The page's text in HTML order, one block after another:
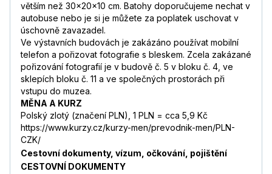
větším než 30x20x10 cm. Batohy doporučujeme nechat v
autobuse nebo je si je můžete za poplatek uschovat v
úschovně zavazadel.
Ve výstavních budovách je zakázáno používat mobilní
telefon a pořizovat fotografie s bleskem. Zcela zakázané
pořizování fotografií je v budově č. 5 v bloku č. 4, ve
sklepích bloku č. 11 a ve společných prostorách při
vstupu do muzea.
MĚNA A KURZ
Polský zlotý (značení PLN), 1 PLN = cca 5,9 Kč
https://www.kurzy.cz/kurzy-men/prevodnik-men/PLN-
CZK/
Cestovní dokumenty, vízum, očkování, pojištění
CESTOVNÍ DOKUMENTY